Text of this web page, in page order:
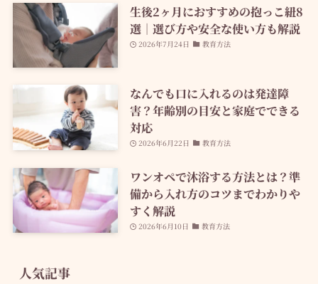
生後2ヶ月におすすめの抱っこ紐8
選｜選び方や安全な使い方も解説
2026年7月24日 教育方法
なんでも口に入れるのは発達障
害？年齢別の目安と家庭でできる
対応
2026年6月22日 教育方法
ワンオペで沐浴する方法とは？準
備から入れ方のコツまでわかりや
すく解説
2026年6月10日 教育方法
人気記事